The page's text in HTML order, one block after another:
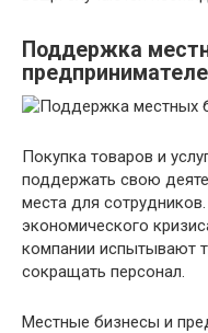
Поддержка
Покупка товаров и
поддержать свою
места для
экономического
компании испытывают
сокращать персонал.
Местные бизнесы и